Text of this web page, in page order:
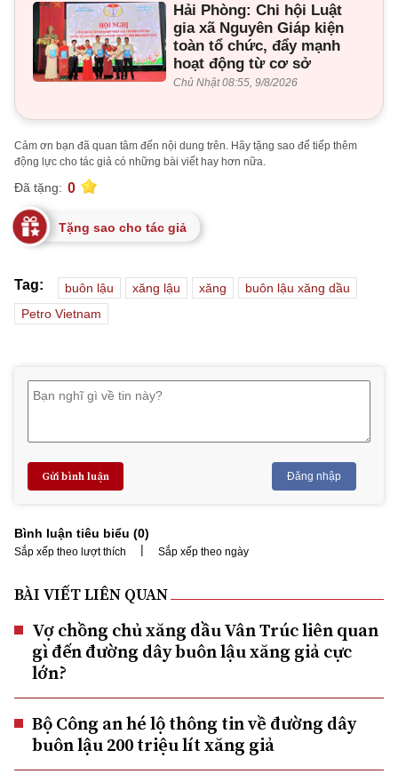
Hải Phòng: Chi hội Luật
gia xã Nguyên Giáp kiện
toàn tổ chức, đẩy mạnh
hoạt động từ cơ sở
Chủ Nhật 08:55, 9/8/2026
Cảm ơn bạn đã quan tâm đến nội dung trên. Hãy tặng sao để tiếp thêm
động lực cho tác giả có những bài viết hay hơn nữa.
Đã tặng: 0
Tặng sao cho tác giả
Tag: buôn lậu xăng lậu xăng
buôn lậu xăng dầu
Petro Vietnam
Gửi bình luận Đăng nhập
Bình luận tiêu biểu (0)
Sắp xếp theo lượt thích | Sắp xếp theo ngày
BÀI VIẾT LIÊN QUAN
Vợ chồng chủ xăng dầu Vân Trúc liên quan
gì đến đường dây buôn lậu xăng giả cực
lớn?
Bộ Công an hé lộ thông tin về đường dây
buôn lậu 200 triệu lít xăng giả